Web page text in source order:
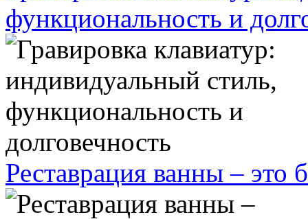
функциональность и
Реставрация ванны – это